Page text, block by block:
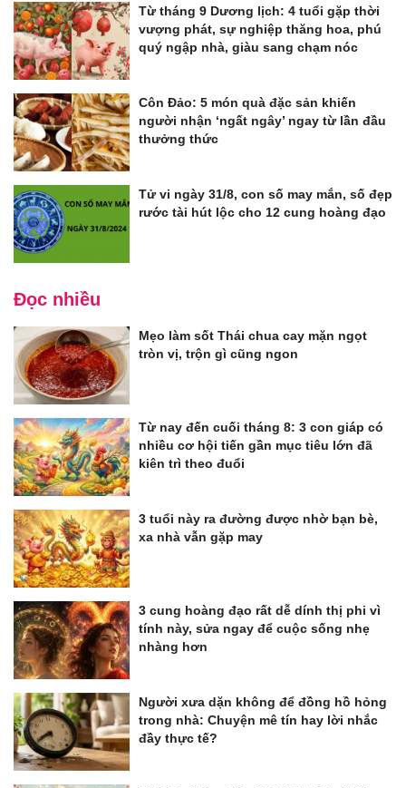
Từ tháng 9 Dương lịch: 4 tuổi gặp thời
vượng phát, sự nghiệp thăng hoa, phú
quý ngập nhà, giàu sang chạm nóc
Côn Đảo: 5 món quà đặc sản khiến
người nhận ‘ngất ngây’ ngay từ lần đầu
thưởng thức
Tử vi ngày 31/8, con số may mắn, số đẹp
rước tài hút lộc cho 12 cung hoàng đạo
Đọc nhiều
Mẹo làm sốt Thái chua cay mặn ngọt
tròn vị, trộn gì cũng ngon
Từ nay đến cuối tháng 8: 3 con giáp có
nhiều cơ hội tiến gần mục tiêu lớn đã
kiên trì theo đuổi
3 tuổi này ra đường được nhờ bạn bè,
xa nhà vẫn gặp may
3 cung hoàng đạo rất dễ dính thị phi vì
tính này, sửa ngay để cuộc sống nhẹ
nhàng hơn
Người xưa dặn không để đồng hồ hỏng
trong nhà: Chuyện mê tín hay lời nhắc
đầy thực tế?